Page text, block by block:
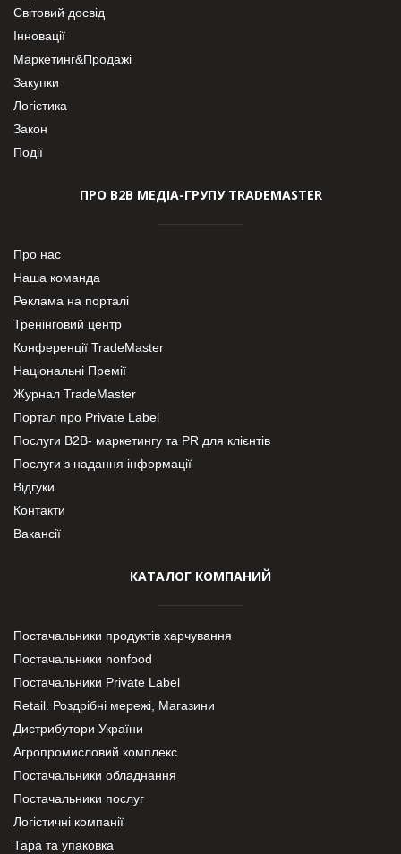
Світовий досвід
Інновації
Маркетинг&Продажі
Закупки
Логістика
Закон
Події
ПРО В2В МЕДІА-ГРУПУ TRADEMASTER
Про нас
Наша команда
Реклама на порталі
Тренінговий центр
Конференції TradeMaster
Національні Премії
Журнал TradeMaster
Портал про Private Label
Послуги В2В- маркетингу та PR для клієнтів
Послуги з надання інформації
Відгуки
Контакти
Вакансії
КАТАЛОГ КОМПАНИЙ
Постачальники продуктів харчування
Постачальники nonfood
Постачальники Private Label
Retail. Роздрібні мережі, Магазини
Дистрибутори України
Агропромисловий комплекс
Постачальники обладнання
Постачальники послуг
Логістичні компанії
Тара та упаковка